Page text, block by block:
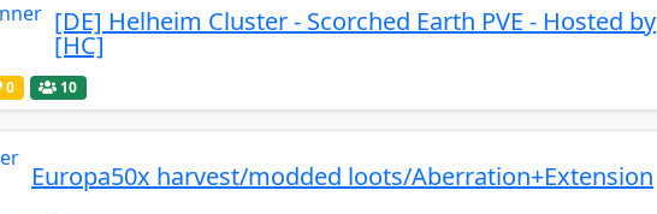
[DE] Helheim Cluster - Scorched Earth PVE - Hosted by
[HC]
0 10
Europa50x harvest/modded loots/Aberration+Extension